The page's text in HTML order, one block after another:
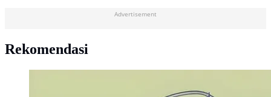
Advertisement
Rekomendasi